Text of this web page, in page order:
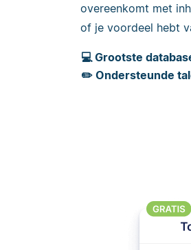
overeenkomt met
of je voordeel hebt
💻 Grootste
✏️ Ondersteunde